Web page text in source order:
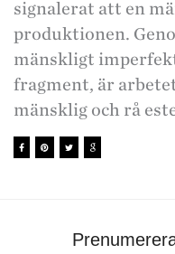
signalerat att en
produktionen.
mänskligt
fragment, är
mänsklig och rå